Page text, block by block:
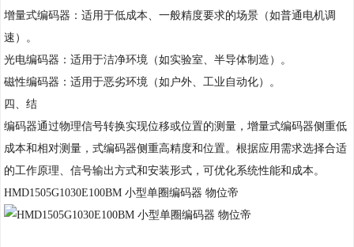
增量式编码器：适用于低成本、一般精度要求的场景（如普通电机调
速）。
光电编码器：适用于洁净环境（如实验室、半导体制造）。
磁性编码器：适用于恶劣环境（如户外、工业自动化）。
四、结
编码器通过物理信号转换实现位移或位置的测量，增量式编码器侧重低
成本和相对测量，式编码器侧重高精度和位置。根据应用需求选择合适
的工作原理、信号输出方式和安装形式，可优化系统性能和成本。
HMD1505G1030E100BM 小型单圈编码器 物位帝